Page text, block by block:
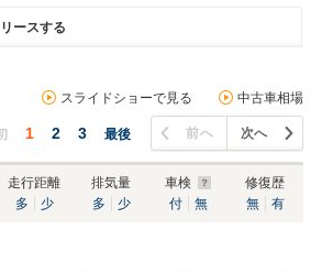
リースする
スライドショーで見る 中古車相場
1 2 3 最後 前へ 次へ
走行距離
多
少
排気量
多
少
車検
付
無
修復歴
無
有